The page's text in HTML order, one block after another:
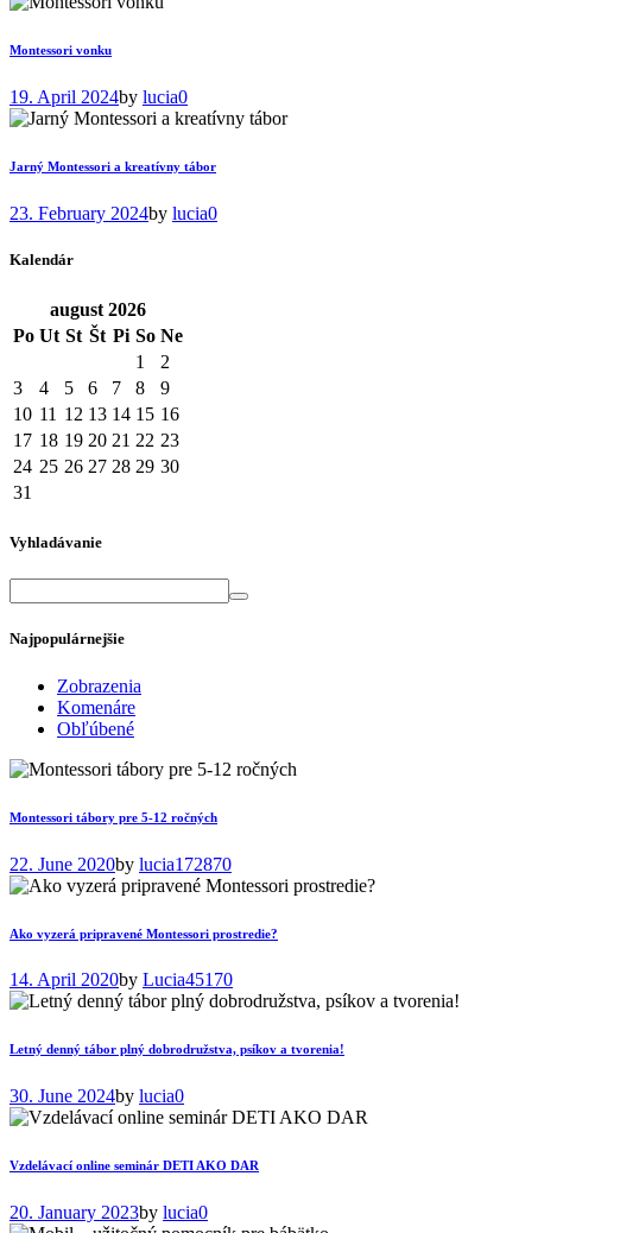
Montessori vonku
19. April 2024by lucia0
Jarný Montessori a kreatívny tábor
23. February 2024by lucia0
Kalendár
august 2026
Po Ut St Št Pi So Ne
1
2
3
4 5 6 7 8
9
10 11 12 13 14 15 16
17 18 19 20 21 22 23
24 25 26 27 28 29 30
31
Vyhladávanie
Najpopulárnejšie
Zobrazenia
Komenáre
Obľúbené
Montessori tábory pre 5-12 ročných
22. June 2020by lucia172870
Ako vyzerá pripravené Montessori prostredie?
14. April 2020by Lucia45170
Letný denný tábor plný dobrodružstva, psíkov a tvorenia!
30. June 2024by lucia0
Vzdelávací online seminár DETI AKO DAR
20. January 2023by lucia0